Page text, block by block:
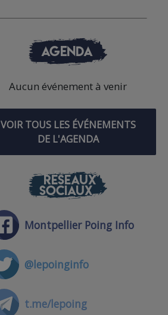
AGENDA
Aucun événement à venir
VOIR TOUS LES ÉVÉNEMENTS
DE L'AGENDA
RÉSEAUX
SOCIAUX
Montpellier Poing Info
@lepoinginfo
t.me/lepoing